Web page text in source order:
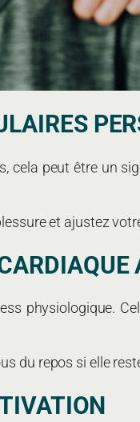
peut être un
et ajustez
physiologique.
du repos si elle